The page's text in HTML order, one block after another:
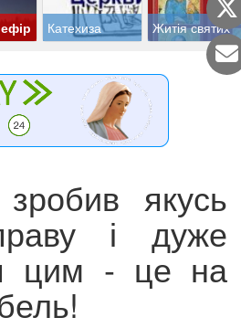
Катехиза Житія святих
якусь
і дуже
цим - це на